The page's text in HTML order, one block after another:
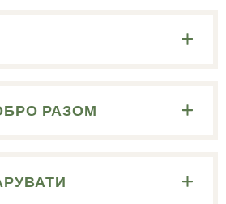
РАЗОМ